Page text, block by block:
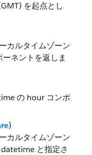
を起点とし
カルタイムゾーン
ネントを返しま
の hour コンポ
カルタイムゾーン
と指定さ